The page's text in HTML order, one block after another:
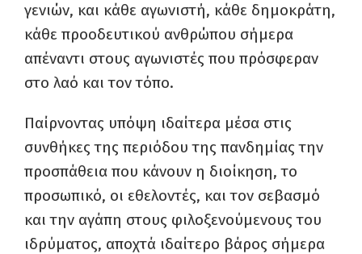
γενιών, και κάθε αγωνιστή, κάθε δημοκράτη,
κάθε προοδευτικού ανθρώπου σήμερα
απέναντι στους αγωνιστές που πρόσφεραν
στο λαό και τον τόπο.
Παίρνοντας υπόψη ιδαίτερα μέσα στις
συνθήκες της περιόδου της πανδημίας την
προσπάθεια που κάνουν η διοίκηση, το
προσωπικό, οι εθελοντές, και τον σεβασμό
και την αγάπη στους φιλοξενούμενους του
ιδρύματος, αποχτά ιδαίτερο βάρος σήμερα